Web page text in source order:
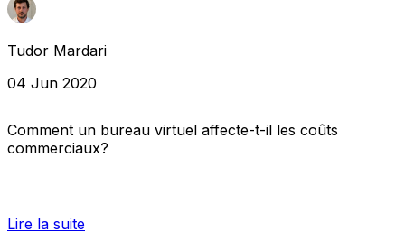
Tudor Mardari
04 Jun 2020
Comment un bureau virtuel affecte-t-il les coûts
commerciaux?
Lire la suite